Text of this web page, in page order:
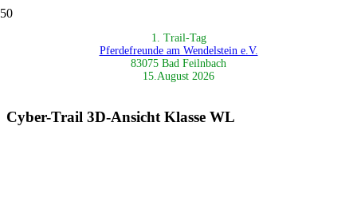
1. Trail-Tag
Pferdefreunde am Wendelstein e.V.
83075 Bad Feilnbach
15.August 2026
Cyber-Trail 3D-Ansicht Klasse WL